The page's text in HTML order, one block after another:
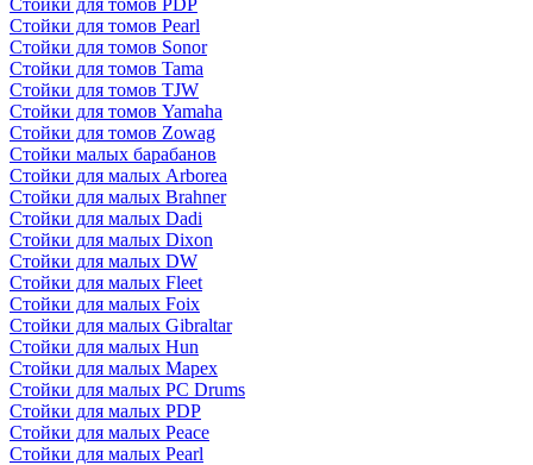
Стойки для томов PDP
Стойки для томов Pearl
Стойки для томов Sonor
Стойки для томов Tama
Стойки для томов TJW
Стойки для томов Yamaha
Стойки для томов Zowag
Стойки малых барабанов
Стойки для малых Arborea
Стойки для малых Brahner
Стойки для малых Dadi
Стойки для малых Dixon
Стойки для малых DW
Стойки для малых Fleet
Стойки для малых Foix
Стойки для малых Gibraltar
Стойки для малых Hun
Стойки для малых Mapex
Стойки для малых PC Drums
Стойки для малых PDP
Стойки для малых Peace
Стойки для малых Pearl